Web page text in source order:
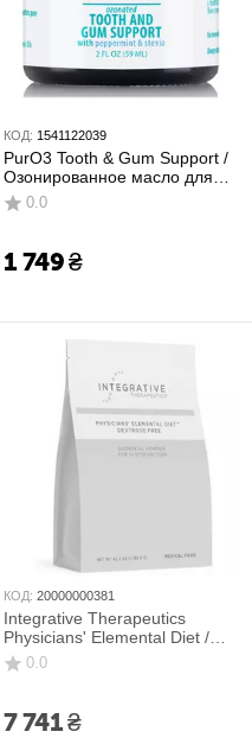
КОД: 1541122039
PurO3 Tooth & Gum Support /
Озонированное масло для
рта (мята перечная / стевия)
59 мл
0.0
1 749₴
КОД: 20000000381
Integrative Therapeutics
Physicians' Elemental Diet /
Функціональне харчування
при порушенні ШКТ 1296 г
0.0
7 741₴